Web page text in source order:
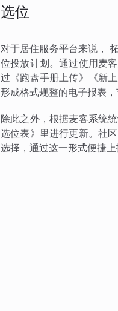
选位
对于居住服务平台来说，
位投放计划。通过使用麦
过《跑盘手册上传》《新
形成格式规整的电子报表，
除此之外，根据麦客系统
选位表》里进行更新。社
选择，通过这一形式便捷上